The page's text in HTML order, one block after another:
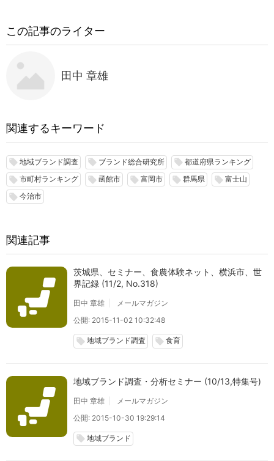
この記事のライター
田中 章雄
関連するキーワード
local_offer 地域ブランド調査 local_offer ブランド総合研究所 local_offer 都道府県ランキング
local_offer 市町村ランキング local_offer 函館市 local_offer 富岡市 local_offer 群馬県 local_offer 富士山
local_offer 今治市
関連記事
茨城県、セミナー、食農体験ネット、横浜市、世
界記録 (11/2, No.318)
田中 章雄
メールマガジン
公開: 2015-11-02 10:32:48
local_offer 地域ブランド調査 local_offer 食育
地域ブランド調査・分析セミナー (10/13,特集号)
田中 章雄
メールマガジン
公開: 2015-10-30 19:29:14
local_offer 地域ブランド